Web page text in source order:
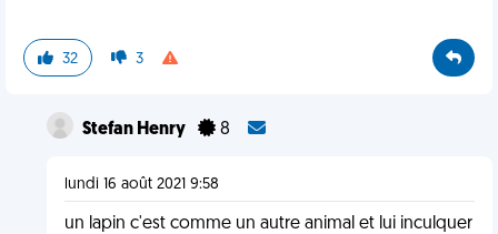
32 3
Stefan Henry 8
lundi 16 août 2021 9:58
un lapin c'est comme un autre animal et lui inculquer